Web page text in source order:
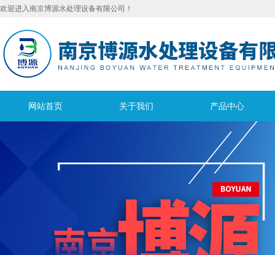
欢迎进入南京博源水处理设备有限公司！
网站首页 关于我们 产品中心